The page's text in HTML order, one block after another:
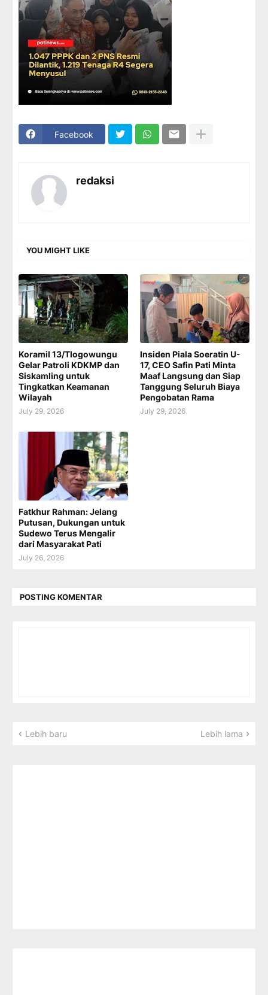
Facebook
redaksi
YOU MIGHT LIKE
Koramil 13/Tlogowungu
Gelar Patroli KDKMP dan
Siskamling untuk
Tingkatkan Keamanan
Wilayah
July 29, 2026
Insiden Piala Soeratin U-
17, CEO Safin Pati Minta
Maaf Langsung dan Siap
Tanggung Seluruh Biaya
Pengobatan Rama
July 29, 2026
Fatkhur Rahman: Jelang
Putusan, Dukungan untuk
Sudewo Terus Mengalir
dari Masyarakat Pati
July 26, 2026
POSTING KOMENTAR
Lebih baru Lebih lama